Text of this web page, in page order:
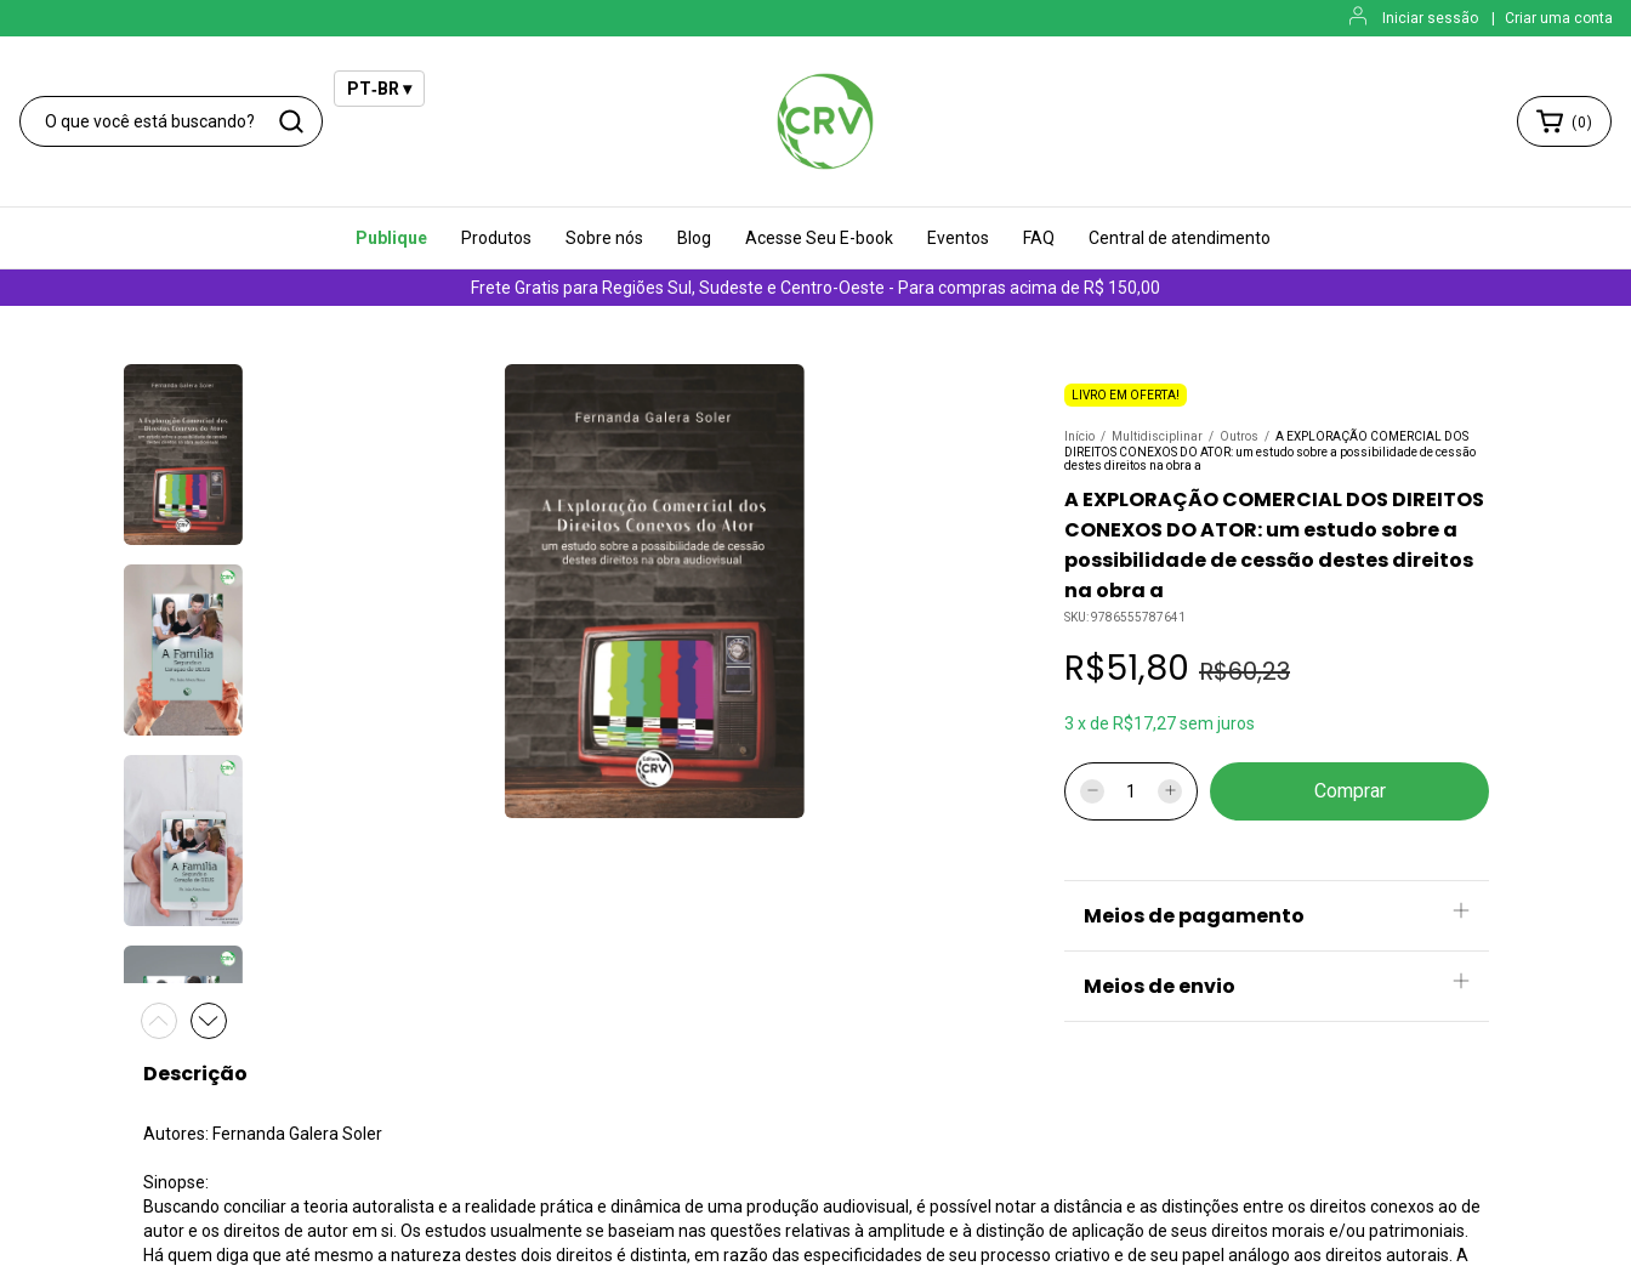
Iniciar sessão Criar uma conta
Frete Gratis para Regiões Sul, Sudeste e Centro-Oeste - Para compras acima de R$ 150,00
(0)
Publique Produtos Sobre nós Blog Acesse Seu E-book Eventos FAQ Central de atendimento
PT‑BR ▾
LIVRO EM OFERTA!
Início / Multidisciplinar / Outros / A EXPLORAÇÃO COMERCIAL DOS
DIREITOS CONEXOS DO ATOR: um estudo sobre a possibilidade de cessão
destes direitos na obra a
A EXPLORAÇÃO COMERCIAL DOS DIREITOS
CONEXOS DO ATOR: um estudo sobre a
possibilidade de cessão destes direitos
na obra a
SKU:9786555787641
R$51,80 R$60,23
3 xde R$17,27sem juros
Meios de pagamento
Meios de envio
Descrição
Autores: Fernanda Galera Soler
Sinopse:
Buscando conciliar a teoria autoralista e a realidade prática e dinâmica de uma produção audiovisual, é possível notar a distância e as distinções entre os direitos conexos ao de
autor e os direitos de autor em si. Os estudos usualmente se baseiam nas questões relativas à amplitude e à distinção de aplicação de seus direitos morais e/ou patrimoniais.
Há quem diga que até mesmo a natureza destes dois direitos é distinta, em razão das especificidades de seu processo criativo e de seu papel análogo aos direitos autorais. A